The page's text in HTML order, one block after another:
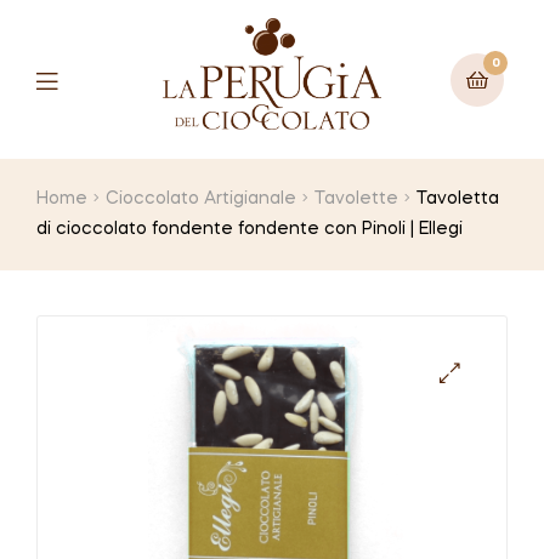
0
Menu
Home Cioccolato Artigianale Tavolette
Tavoletta
di cioccolato fondente fondente con Pinoli | Ellegi